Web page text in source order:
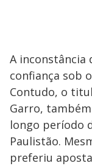
A inconstância
confiança sob
Contudo, o
Garro,
longo período
Paulistão.
preferiu